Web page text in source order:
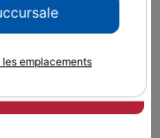
les emplacements